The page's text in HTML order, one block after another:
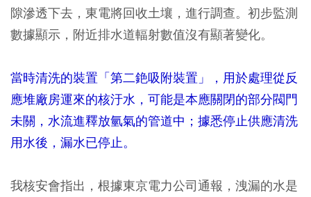
隙滲透下去，東電將回收土壤，進行調查。初步監測
數據顯示，附近排水道輻射數值沒有顯著變化。
當時清洗的裝置「第二銫吸附裝置」，用於處理從反
應堆廠房運來的核汙水，可能是本應關閉的部分閥門
未關，水流進釋放氫氣的管道中；據悉停止供應清洗
用水後，漏水已停止。
我核安會指出，根據東京電力公司通報，洩漏的水是